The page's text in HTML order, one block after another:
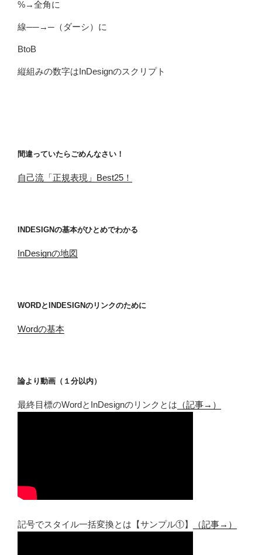
%→全角に
線──→─（ダーシ）に
BtoB
縦組みの数字はInDesignのスクリプト
間違っていたらごめんなさい！
自己流「正規表現」Best25！
INDESIGNの基本がひとめでわかる
InDesignの地図
WORDとINDESIGNのリンクのために
Wordの基本
論より動画（１分以内）
最終目標のWordとInDesignのリンクとは （記事→）
記号でスタイル一括変換とは【サンプル①】 （記事→）